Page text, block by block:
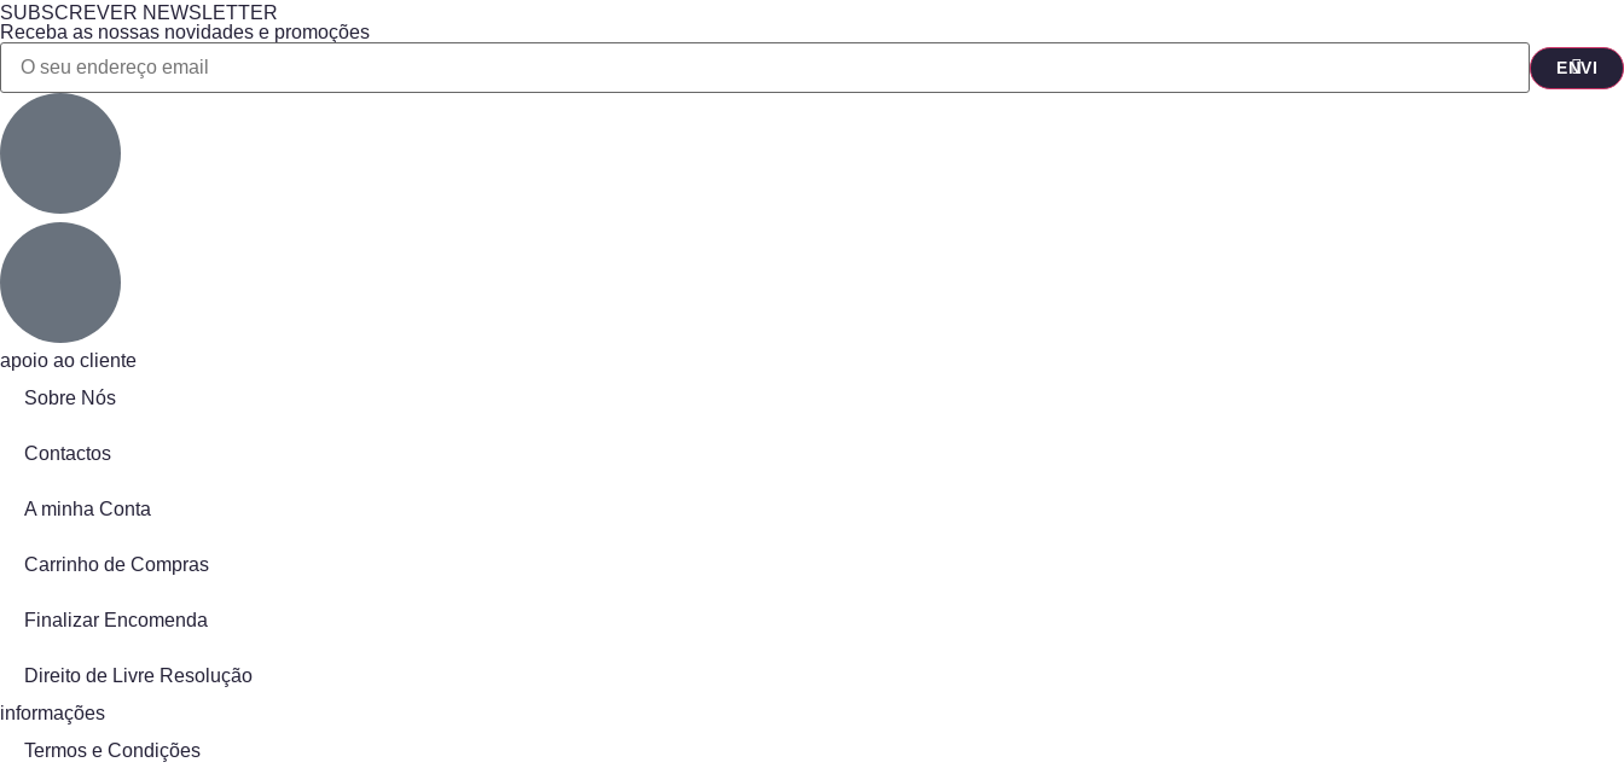
SUBSCREVER NEWSLETTER
Receba as nossas novidades e promoções
apoio ao cliente
Sobre Nós
Contactos
A minha Conta
Carrinho de Compras
Finalizar Encomenda
Direito de Livre Resolução
informações
Termos e Condições